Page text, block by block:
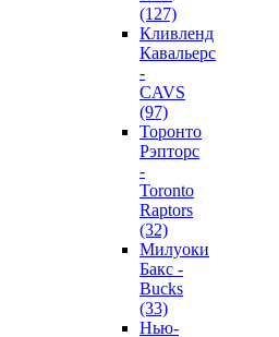
(127)
Кливленд
Кавальерс
-
CAVS
(97)
Торонто
Рэпторс
-
Toronto
Raptors
(32)
Милуоки
Бакс -
Bucks
(33)
Нью-